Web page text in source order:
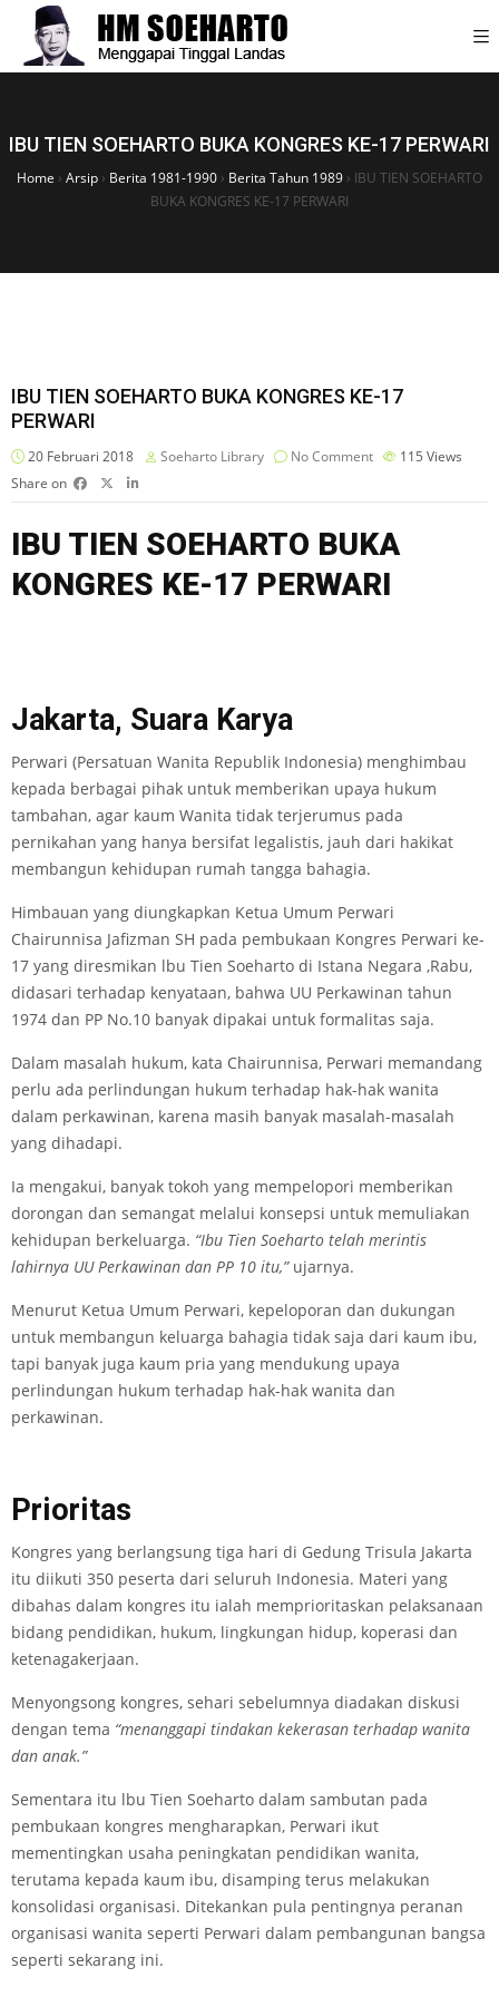
IBU TIEN SOEHARTO BUKA KONGRES KE-17 PERWARI
Home › Arsip › Berita 1981-1990 › Berita Tahun 1989 › IBU TIEN SOEHARTO
BUKA KONGRES KE-17 PERWARI
IBU TIEN SOEHARTO BUKA KONGRES KE-17
PERWARI
20 Februari 2018 Soeharto Library No Comment 115 Views
Share on
IBU TIEN SOEHARTO BUKA
KONGRES KE-17 PERWARI
Jakarta, Suara Karya
Perwari (Persatuan Wanita Republik Indonesia) menghimbau
kepada berbagai pihak untuk memberikan upaya hukum
tambahan, agar kaum Wanita tidak terjerumus pada
pernikahan yang hanya bersifat legalistis, jauh dari hakikat
membangun kehidupan rumah tangga bahagia.
Himbauan yang diungkapkan Ketua Umum Perwari
Chairunnisa Jafizman SH pada pembukaan Kongres Perwari ke-
17 yang diresmikan lbu Tien Soeharto di Istana Negara ,Rabu,
didasari terhadap kenyataan, bahwa UU Perkawinan tahun
1974 dan PP No.10 banyak dipakai untuk formalitas saja.
Dalam masalah hukum, kata Chairunnisa, Perwari memandang
perlu ada perlindungan hukum terhadap hak-hak wanita
dalam perkawinan, karena masih banyak masalah-masalah
yang dihadapi.
Ia mengakui, banyak tokoh yang mempelopori memberikan
dorongan dan semangat melalui konsepsi untuk memuliakan
kehidupan berkeluarga. “Ibu Tien Soeharto telah merintis
lahirnya UU Perkawinan dan PP 10 itu,”ujarnya.
Menurut Ketua Umum Perwari, kepeloporan dan dukungan
untuk membangun keluarga bahagia tidak saja dari kaum ibu,
tapi banyak juga kaum pria yang mendukung upaya
perlindungan hukum terhadap hak-hak wanita dan
perkawinan.
Prioritas
Kongres yang berlangsung tiga hari di Gedung Trisula Jakarta
itu diikuti 350 peserta dari seluruh Indonesia. Materi yang
dibahas dalam kongres itu ialah memprioritaskan pelaksanaan
bidang pendidikan, hukum, lingkungan hidup, koperasi dan
ketenagakerjaan.
Menyongsong kongres, sehari sebelumnya diadakan diskusi
dengan tema “menanggapi tindakan kekerasan terhadap wanita
dan anak.”
Sementara itu lbu Tien Soeharto dalam sambutan pada
pembukaan kongres mengharapkan, Perwari ikut
mementingkan usaha peningkatan pendidikan wanita,
terutama kepada kaum ibu, disamping terus melakukan
konsolidasi organisasi. Ditekankan pula pentingnya peranan
organisasi wanita seperti Perwari dalam pembangunan bangsa
seperti sekarang ini.